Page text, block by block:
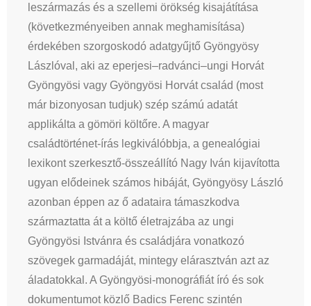
leszármazás és a szellemi örökség kisajátítása
(következményeiben annak meghamisítása)
érdekében szorgoskodó adatgyűjtő Gyöngyösy
Lászlóval, aki az eperjesi–radvánci–ungi Horvát
Gyöngyösi vagy Gyöngyösi Horvát család (most
már bizonyosan tudjuk) szép számú adatát
applikálta a gömöri költőre. A magyar
családtörténet-írás legkiválóbbja, a genealógiai
lexikont szerkesztő-összeállító Nagy Iván kijavította
ugyan elődeinek számos hibáját, Gyöngyösy László
azonban éppen az ő adataira támaszkodva
származtatta át a költő életrajzába az ungi
Gyöngyösi Istvánra és családjára vonatkozó
szövegek garmadáját, mintegy elárasztván azt az
áladatokkal. A Gyöngyösi-monográfiát író és sok
dokumentumot közlő Badics Ferenc szintén